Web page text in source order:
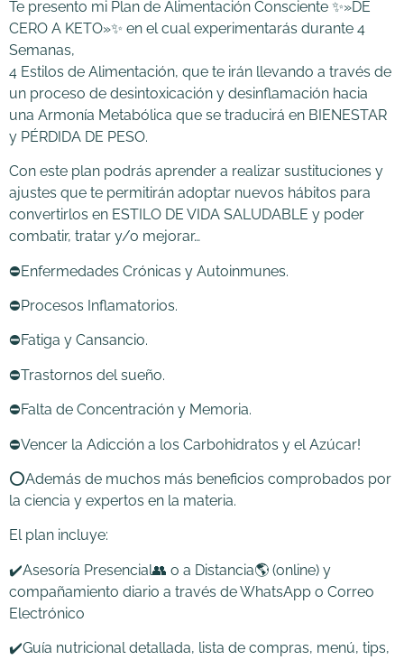
Te presento mi Plan de Alimentación Consciente ✨»DE
CERO A KETO»✨ en el cual experimentarás durante 4
Semanas,
4 Estilos de Alimentación, que te irán llevando a través de
un proceso de desintoxicación y desinflamación hacia
una Armonía Metabólica que se traducirá en BIENESTAR
y PÉRDIDA DE PESO.
Con este plan podrás aprender a realizar sustituciones y
ajustes que te permitirán adoptar nuevos hábitos para
convertirlos en ESTILO DE VIDA SALUDABLE y poder
combatir, tratar y/o mejorar…
⛔Enfermedades Crónicas y Autoinmunes.
⛔Procesos Inflamatorios.
⛔Fatiga y Cansancio.
⛔Trastornos del sueño.
⛔Falta de Concentración y Memoria.
⛔Vencer la Adicción a los Carbohidratos y el Azúcar!
⭕Además de muchos más beneficios comprobados por
la ciencia y expertos en la materia.
El plan incluye:
✔️Asesoría Presencial👥 o a Distancia🌎 (online) y
compañamiento diario a través de WhatsApp o Correo
Electrónico
✔️Guía nutricional detallada, lista de compras, menú, tips,